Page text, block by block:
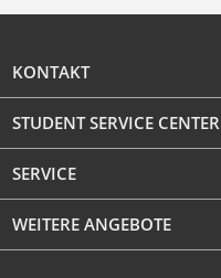
KONTAKT
STUDENT SERVICE CENTER
SERVICE
WEITERE ANGEBOTE